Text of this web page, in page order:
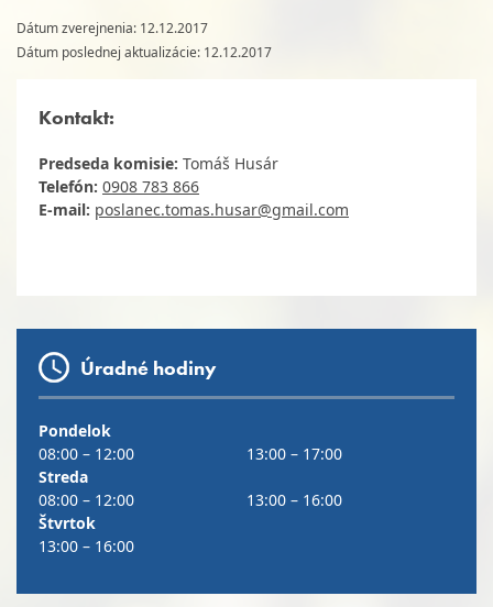
Dátum zverejnenia: 12.12.2017
Dátum poslednej aktualizácie: 12.12.2017
Kontakt:
Predseda komisie: Tomáš Husár
Telefón: 0908 783 866
E-mail: poslanec.tomas.husar@gmail.com
Úradné hodiny
Pondelok
08:00 – 12:00
13:00 – 17:00
Streda
08:00 – 12:00
13:00 – 16:00
Štvrtok
13:00 – 16:00